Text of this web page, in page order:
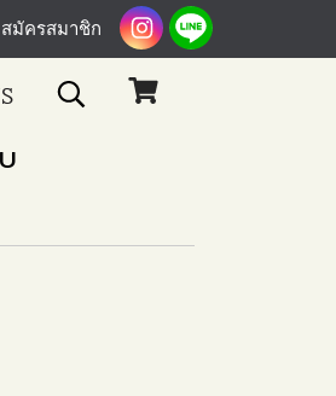
สมัครสมาชิก